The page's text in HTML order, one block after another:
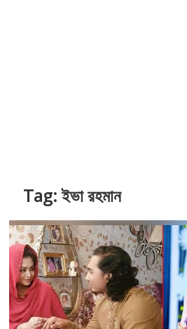
Tag:ইভা রহমান